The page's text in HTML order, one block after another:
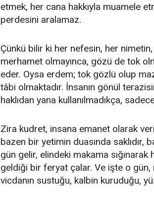
etmek, her cana hakkıyla muamele
perdesini aralamaz.
Çünkü bilir ki her nefesin, her
merhamet olmayınca, gözü de tok
eder. Oysa erdem; tok gözlü olup
tâbi olmaktadır. İnsanın gönül
haklıdan yana kullanılmadıkça,
Zira kudret, insana emanet olarak
bazen bir yetimin duasında saklıdır,
gün gelir, elindeki makama sığınarak
geldiği bir feryat çalar. Ve işte o
vicdanın sustuğu, kalbin kuruduğu,